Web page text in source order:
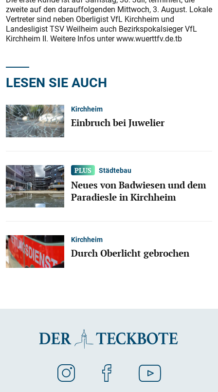
zweite auf den darauffolgenden Mittwoch, 3. August. Lokale
Vertreter sind neben Oberligist VfL Kirchheim und
Landesligist TSV Weilheim auch Bezirkspokalsieger VfL
Kirchheim II. Weitere Infos unter www.wuerttfv.de.tb
LESEN SIE AUCH
Kirchheim
Einbruch bei Juwelier
Städtebau
Neues von Badwiesen und dem
Paradiesle in Kirchheim
Kirchheim
Durch Oberlicht gebrochen